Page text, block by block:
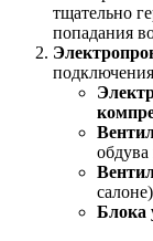
тщательно
попадания
Блока